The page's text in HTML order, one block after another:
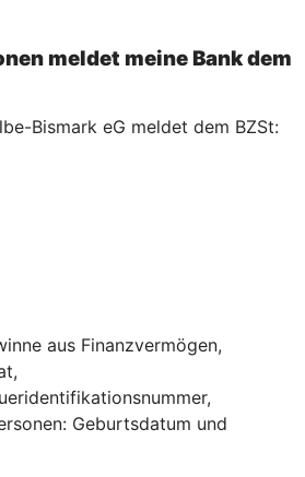
meldet meine Bank dem
Bismark eG meldet dem BZSt:
aus Finanzvermögen,
Geburtsdatum und